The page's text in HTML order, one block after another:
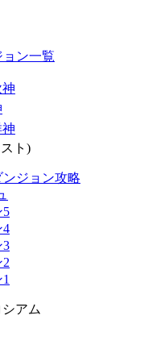
ン一覧
ト)
ンジョン攻略
5
4
3
アム